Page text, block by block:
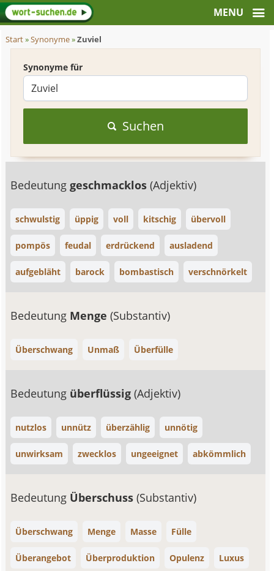
Start»Synonyme»Zuviel
Synonyme für
Suchen
Bedeutunggeschmacklos(Adjektiv)
schwulstig üppig voll kitschig übervoll
pompös feudal erdrückend ausladend
aufgebläht barock bombastisch verschnörkelt
Bedeutung Menge(Substantiv)
Überschwang Unmaß Überfülle
Bedeutung überflüssig(Adjektiv)
nutzlos unnütz überzählig unnötig
unwirksam zwecklos ungeeignet abkömmlich
Bedeutung Überschuss(Substantiv)
Überschwang Menge Masse Fülle
Überangebot Überproduktion Opulenz Luxus